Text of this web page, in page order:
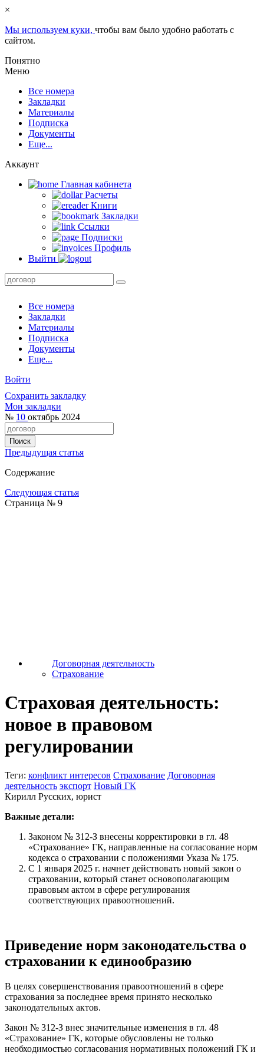
×
Мы используем куки, чтобы вам было удобно работать с
сайтом.
Понятно
Меню
Все номера
Закладки
Материалы
Подписка
Документы
Еще...
Аккаунт
Главная кабинета
Расчеты
Книги
Закладки
Ссылки
Подписки
Профиль
Выйти
Все номера
Закладки
Материалы
Подписка
Документы
Еще...
Войти
Сохранить закладку
Мои закладки
№ 10 октябрь 2024
Предыдущая статья
Содержание
Следующая статья
Страница № 9
Договорная деятельность
Страхование
Страховая деятельность:
новое в правовом
регулировании
Теги: конфликт интересов Страхование Договорная
деятельность экспорт Новый ГК
Кирилл Русских, юрист
Важные детали:
Законом № 312-З внесены корректировки в гл. 48
«Страхование» ГК, направленные на согласование норм
кодекса о страховании с положениями Указа № 175.
С 1 января 2025 г. начнет действовать новый закон о
страховании, который станет основополагающим
правовым актом в сфере регулирования
соответствующих правоотношений.
Приведение норм законодательства о
страховании к единообразию
В целях совершенствования правоотношений в сфере
страхования за последнее время принято несколько
законодательных актов.
Закон № 312-З внес значительные изменения в гл. 48
«Страхование» ГК, которые обусловлены не только
необходимостью согласования нормативных положений ГК и